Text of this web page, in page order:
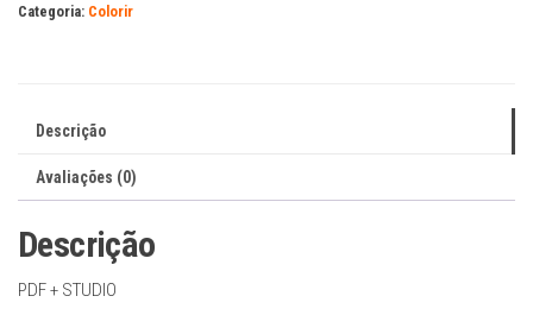
BOBBIE
Categoria: Colorir
Descrição
Avaliações (0)
Descrição
PDF + STUDIO